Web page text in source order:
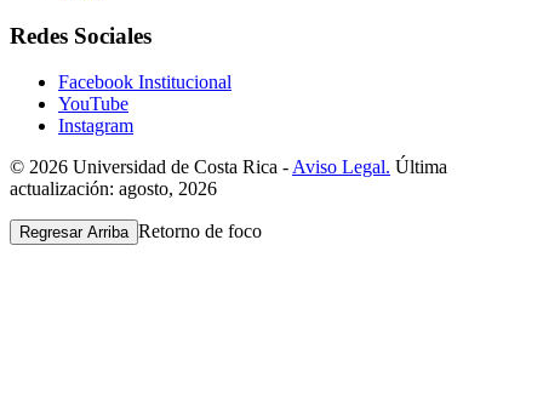
Redes Sociales
Facebook Institucional
YouTube
Instagram
© 2026 Universidad de Costa Rica - Aviso Legal. Última
actualización: agosto, 2026
Regresar Arriba Retorno de foco